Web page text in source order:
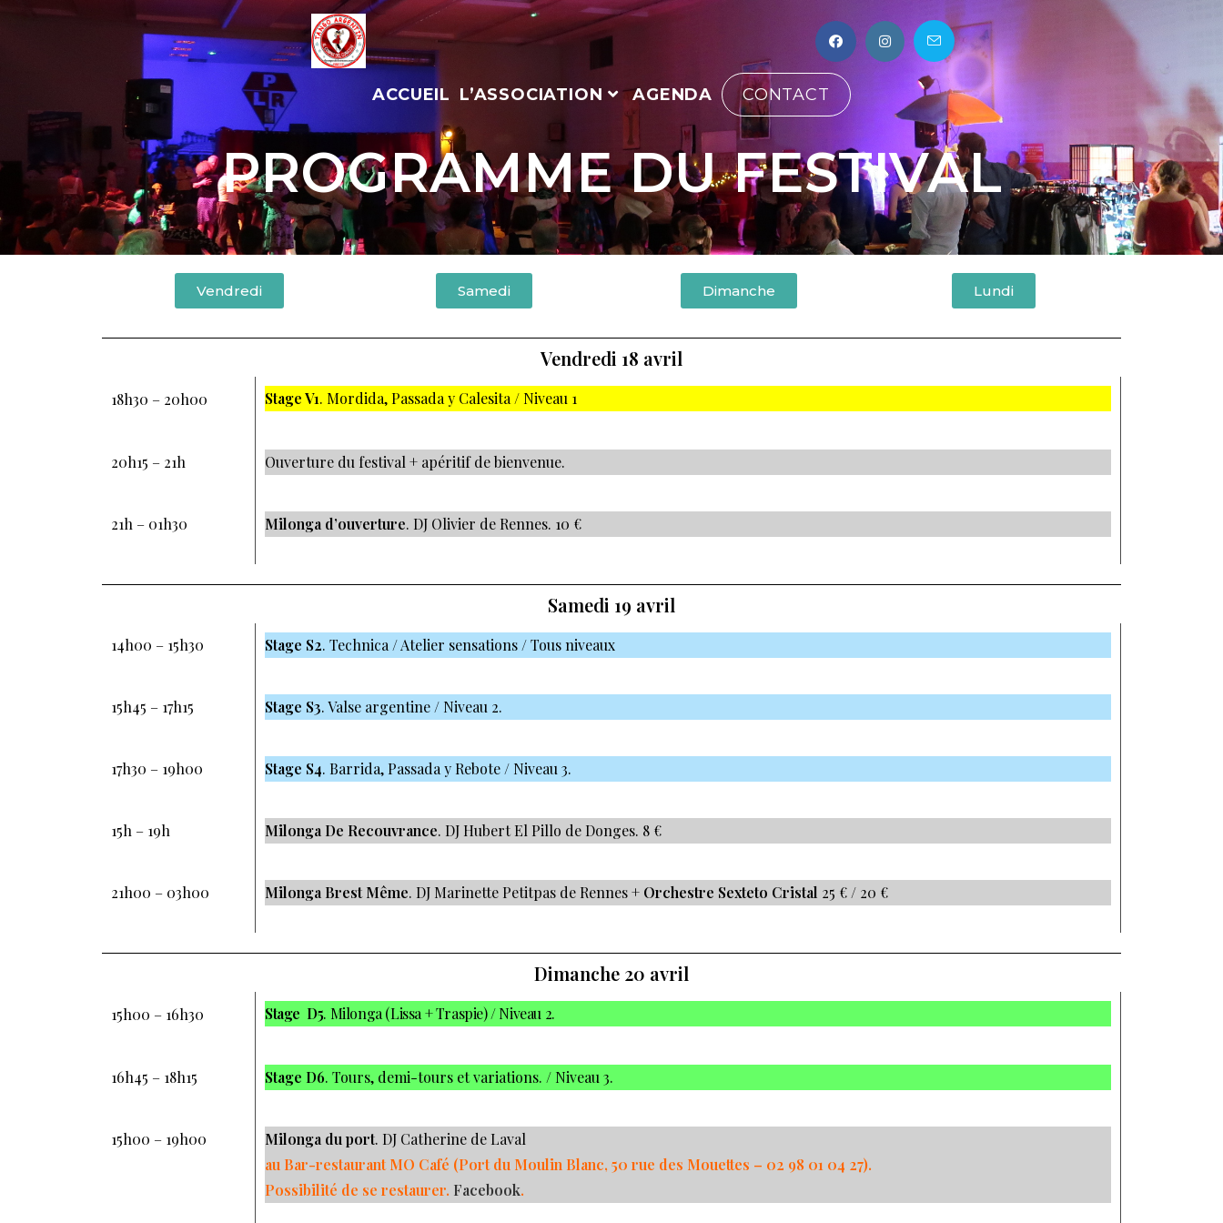
ACCUEIL L’ASSOCIATION AGENDA CONTACT
PROGRAMME DU FESTIVAL
Vendredi Samedi Dimanche Lundi
Vendredi 18 avril
18h30 – 20h00 Stage V1. Mordida, Passada y Calesita / Niveau 1
20h15 – 21h Ouverture du festival + apéritif de bienvenue.
21h – 01h30 Milonga d’ouverture. DJ Olivier de Rennes. 10 €
Samedi 19 avril
14h00 – 15h30 Stage S2. Technica / Atelier sensations / Tous niveaux
15h45 – 17h15 Stage S3. Valse argentine / Niveau 2.
17h30 – 19h00 Stage S4. Barrida, Passada y Rebote / Niveau 3.
15h – 19h Milonga De Recouvrance. DJ Hubert El Pillo de Donges. 8 €
21h00 – 03h00 Milonga Brest Même. DJ Marinette Petitpas de Rennes + Orchestre Sexteto Cristal 25 € / 20 €
Dimanche 20 avril
15h00 – 16h30 Stage D5. Milonga (Lissa + Traspie) / Niveau 2.
16h45 – 18h15 Stage D6. Tours, demi-tours et variations. / Niveau 3.
15h00 – 19h00 Milonga du port. DJ Catherine de Laval
au Bar-restaurant MO Café (Port du Moulin Blanc, 50 rue des Mouettes – 02 98 01 04 27).
Possibilité de se restaurer. Facebook.